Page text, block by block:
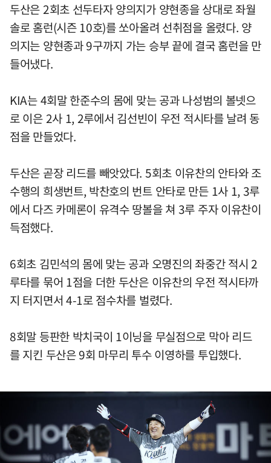
두산은 2회초 선두타자 양의지가 양현종을 상대로 좌월
솔로 홈런(시즌 10호)를 쏘아올려 선취점을 올렸다. 양
의지는 양현종과 9구까지 가는 승부 끝에 결국 홈런을 만
들어냈다.
KIA는 4회말 한준수의 몸에 맞는 공과 나성범의 볼넷으
로 이은 2사 1, 2루에서 김선빈이 우전 적시타를 날려 동
점을 만들었다.
두산은 곧장 리드를 빼앗았다. 5회초 이유찬의 안타와 조
수행의 희생번트, 박찬호의 번트 안타로 만든 1사 1, 3루
에서 다즈 카메론이 유격수 땅볼을 쳐 3루 주자 이유찬이
득점했다.
6회초 김민석의 몸에 맞는 공과 오명진의 좌중간 적시 2
루타를 묶어 1점을 더한 두산은 이유찬의 우전 적시타까
지 터지면서 4-1로 점수차를 벌렸다.
8회말 등판한 박치국이 1이닝을 무실점으로 막아 리드
를 지킨 두산은 9회 마무리 투수 이영하를 투입했다.